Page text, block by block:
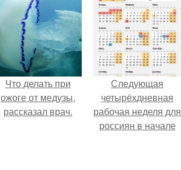
Что делать при
ожоге от медузы,
рассказал врач.
Следующая
четырёхдневная
рабочая неделя для
россиян в начале